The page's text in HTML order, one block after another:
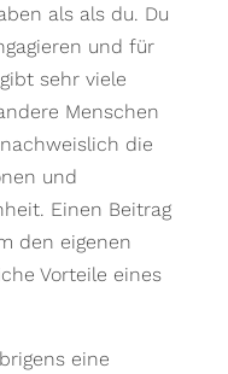
als als du. Du
und für
sehr viele
Menschen
die
und
Einen Beitrag
den eigenen
Vorteile eines
eine